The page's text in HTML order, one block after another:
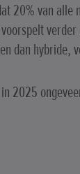
20% van
dan
2025